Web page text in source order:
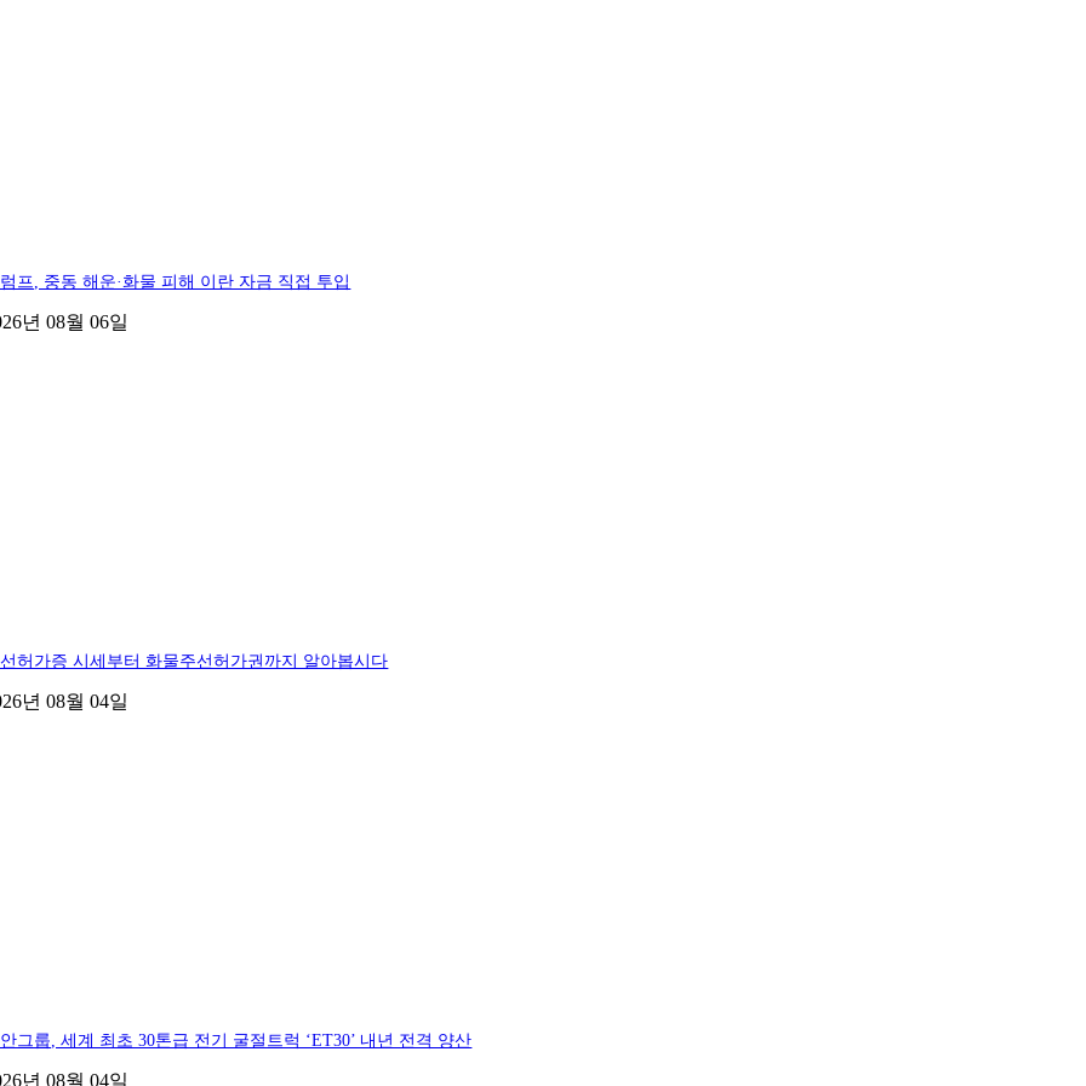
프, 중동 해운·화물 피해 이란 자금 직접 투입
년 08월 06일
허가증 시세부터 화물주선허가권까지 알아봅시다
년 08월 04일
그룹, 세계 최초 30톤급 전기 굴절트럭 ‘ET30’ 내년 전격 양산
년 08월 04일